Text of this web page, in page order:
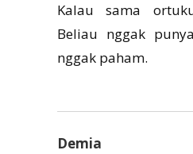
Kalau sama
Beliau nggak
nggak paham.
Demia